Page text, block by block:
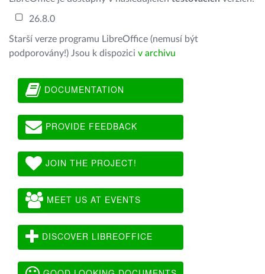
26.8.0
Starší verze programu LibreOffice (nemusí být
podporovány!) Jsou k dispozici v archivu
DOCUMENTATION
PROVIDE FEEDBACK
JOIN THE PROJECT!
MEET US AT EVENTS
DISCOVER LIBREOFFICE